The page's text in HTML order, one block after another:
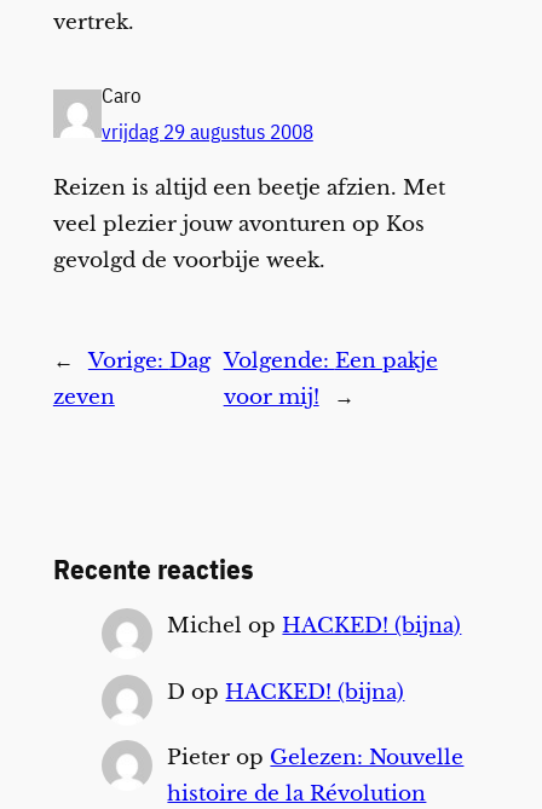
vertrek.
Caro
vrijdag 29 augustus 2008
Reizen is altijd een beetje afzien. Met
veel plezier jouw avonturen op Kos
gevolgd de voorbije week.
← Vorige: Dag
zeven
Volgende: Een pakje
voor mij!
→
Recente reacties
Michel opHACKED! (bijna)
D opHACKED! (bijna)
Pieter op Gelezen: Nouvelle
histoire de la Révolution